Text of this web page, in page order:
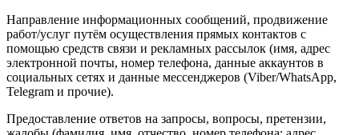
Направление информационных сообщений, продвижение
работ/услуг путём осуществления прямых контактов с
помощью средств связи и рекламных рассылок (имя, адрес
электронной почты, номер телефона, данные аккаунтов в
социальных сетях и данные мессенджеров (Viber/WhatsApp,
Telegram и прочие).
Предоставление ответов на запросы, вопросы, претензии,